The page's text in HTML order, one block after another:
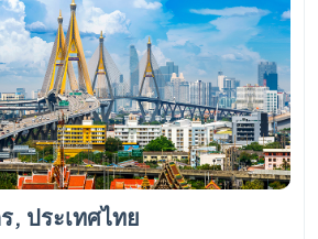
, ประเทศไทย